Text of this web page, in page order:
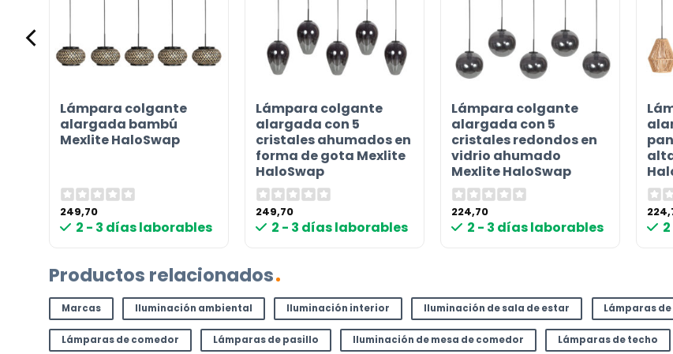
Lámpara colgante
alargada bambú
Mexlite HaloSwap
249,70
2 - 3 días laborables
Lámpara colgante
alargada con 5
cristales ahumados en
forma de gota Mexlite
HaloSwap
249,70
2 - 3 días laborables
Lámpara colgante
alargada con 5
cristales redondos en
vidrio ahumado
Mexlite HaloSwap
224,70
2 - 3 días laborables
Productos relacionados
Marcas Iluminación ambiental Iluminación interior Iluminación de sala de estar Lámparas
Lámparas de comedor Lámparas de pasillo Iluminación de mesa de comedor Lámparas de techo